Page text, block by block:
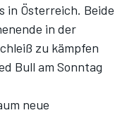
in Österreich. Beide
in der
zu kämpfen
Bull am Sonntag
neue